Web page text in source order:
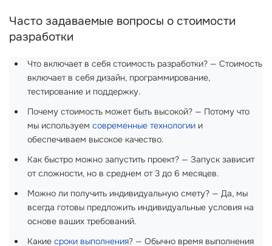
Часто задаваемые вопросы о стоимости
разработки
Что включает в себя стоимость разработки? — Стоимость
включает в себя дизайн, программирование,
тестирование и поддержку.
Почему стоимость может быть высокой? — Потому что
мы используем современные технологии и
обеспечиваем высокое качество.
Как быстро можно запустить проект? — Запуск зависит
от сложности, но в среднем от 3 до 6 месяцев.
Можно ли получить индивидуальную смету? — Да, мы
всегда готовы предложить индивидуальные условия на
основе ваших требований.
Какие сроки выполнения? — Обычно время выполнения